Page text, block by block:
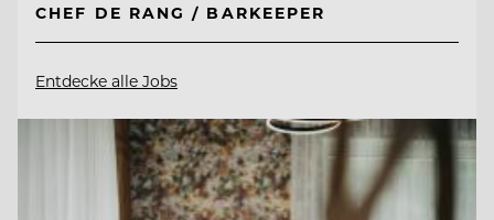
CHEF DE RANG / BARKEEPER
Entdecke alle Jobs